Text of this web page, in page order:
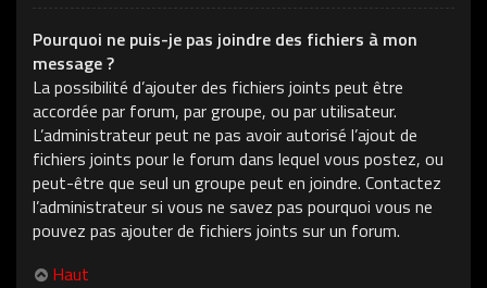
Pourquoi ne puis-je pas joindre des fichiers à mon
message ?
La possibilité d’ajouter des fichiers joints peut être
accordée par forum, par groupe, ou par utilisateur.
L’administrateur peut ne pas avoir autorisé l’ajout de
fichiers joints pour le forum dans lequel vous postez, ou
peut-être que seul un groupe peut en joindre. Contactez
l’administrateur si vous ne savez pas pourquoi vous ne
pouvez pas ajouter de fichiers joints sur un forum.
Haut